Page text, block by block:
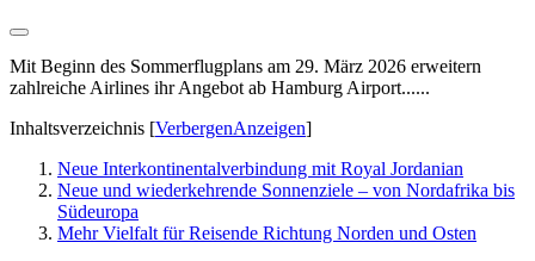
Mit Beginn des Sommerflugplans am 29. März 2026 erweitern
zahlreiche Airlines ihr Angebot ab Hamburg Airport......
Inhaltsverzeichnis [VerbergenAnzeigen]
Neue Interkontinentalverbindung mit Royal Jordanian
Neue und wiederkehrende Sonnenziele – von Nordafrika bis
Südeuropa
Mehr Vielfalt für Reisende Richtung Norden und Osten